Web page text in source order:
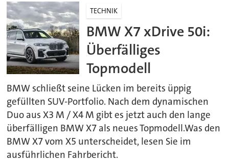
TECHNIK
BMW X7 xDrive 50i:
Überfälliges
Topmodell
BMW schließt seine Lücken im bereits üppig
gefüllten SUV-Portfolio. Nach dem dynamischen
Duo aus X3 M / X4 M gibt es jetzt auch den lange
überfälligen BMW X7 als neues Topmodell.Was den
BMW X7 vom X5 unterscheidet, lesen Sie im
ausführlichen Fahrbericht.